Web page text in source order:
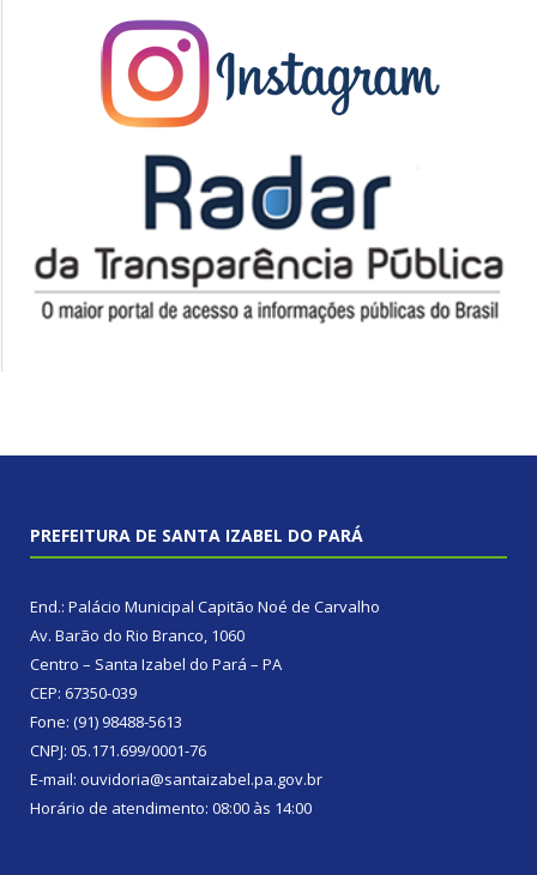
PREFEITURA DE SANTA IZABEL DO PARÁ
End.: Palácio Municipal Capitão Noé de Carvalho
Av. Barão do Rio Branco, 1060
Centro – Santa Izabel do Pará – PA
CEP: 67350-039
Fone: (91) 98488-5613
CNPJ: 05.171.699/0001-76
E-mail: ouvidoria@santaizabel.pa.gov.br
Horário de atendimento: 08:00 às 14:00